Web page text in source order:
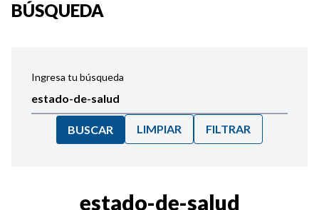
BÚSQUEDA
Ingresa tu búsqueda
BUSCAR LIMPIAR FILTRAR
estado-de-salud